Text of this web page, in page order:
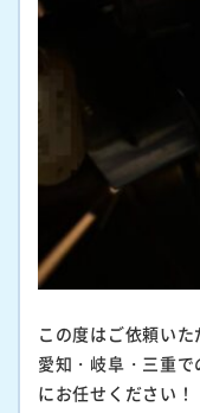
この度はご依頼い
愛知・岐阜・三重で
にお任せください！